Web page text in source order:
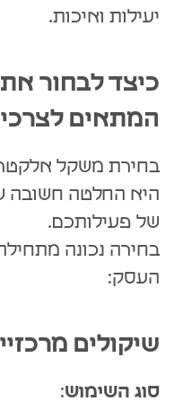
יעילות ואיכות.
כיצד לבחור
המתאים
בחירת משקל
היא החלטה חשובה
של פעילותכם.
בחירה נכונה
העסק:
שיקולים
סוג השימוש: